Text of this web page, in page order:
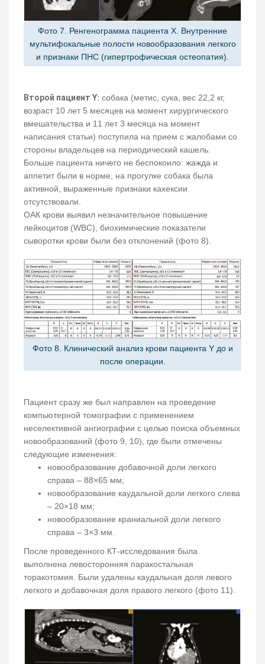
Фото 7. Ренгенограмма пациента Х. Внутренние
мультифокальные полости новообразования легкого
и признаки ПНС (гипертрофическая остеопатия).
Второй пациент Y: собака (метис, сука, вес 22,2 кг,
возраст 10 лет 5 месяцев на момент хирургического
вмешательства и 11 лет 3 месяца на момент
написания статьи) поступила на прием с жалобами со
стороны владельцев на периодический кашель.
Больше пациента ничего не беспокоило: жажда и
аппетит были в норме, на прогулке собака была
активной, выраженные признаки кахексии
отсутствовали.
ОАК крови выявил незначительное повышение
лейкоцитов (WBC), биохимические показатели
сыворотки крови были без отклонений (фото 8).
Фото 8. Клинический анализ крови пациента Y до и
после операции.
Пациент сразу же был направлен на проведение
компьютерной томографии с применением
неселективной ангиографии с целью поиска объемных
новообразований (фото 9, 10), где были отмечены
следующие изменения:
новообразование добавочной доли легкого
справа – 88×65 мм;
новообразование каудальной доли легкого слева
– 20×18 мм;
новообразование краниальной доли легкого
справа – 3×3 мм.
После проведенного КТ-исследования была
выполнена левосторонняя паракостальная
торакотомия. Были удалены каудальная доля левого
легкого и добавочная доля правого легкого (фото 11).